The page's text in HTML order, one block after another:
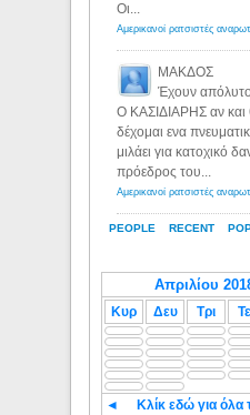
PEOPLE RECENT
Οι...
ΜΑΚΔΟΣ
Έχουν
Ο ΚΑΣΙΔΙΑΡΗΣ αν και
δέχομαι ενα
μιλάει για κατοχικό
πρόεδρος του...
Κυρ Δευ Τρι
◄ Κλίκ εδώ για